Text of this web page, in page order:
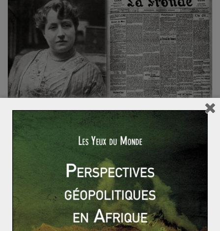
8 mars 2016 0 Comments
L’entrée tardive des femmes dans l’Histoire
française (1/2)
En ce 8 mars, on fête la Journée internationale des
droits de la femme, officialisée en 1977 par l’ONU et